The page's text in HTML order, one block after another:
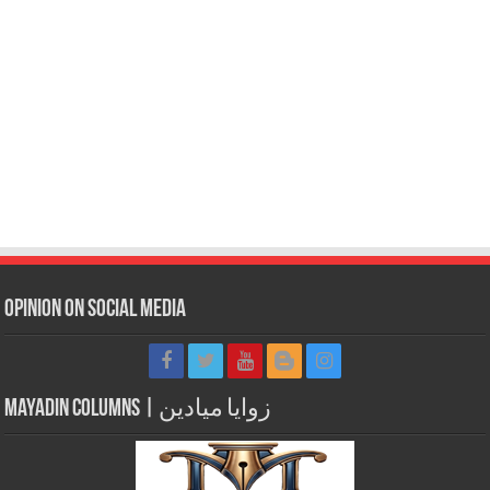
Opinion on Social Media
Mayadin Columns | زوايا ميادين